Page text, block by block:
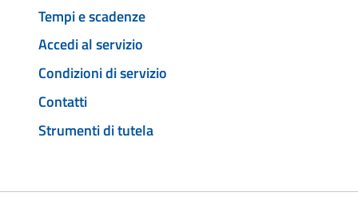
Tempi e scadenze
Accedi al servizio
Condizioni di servizio
Contatti
Strumenti di tutela